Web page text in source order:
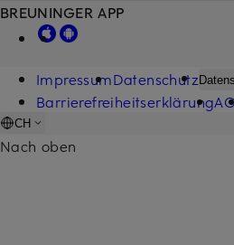
BREUNINGER APP
ImpressumDatenschutz
Barrierefreiheitserklärung
CH
Nach oben